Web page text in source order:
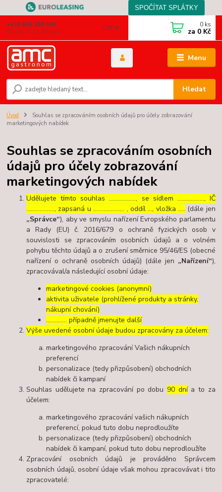
Menu
CZK
Hledat
+420 608 350 006
(Po-Pá, 7-15.30 hod.)
0 ks
za 0 Kč
Úvod
Souhlas se zpracováním osobních údajů pro účely zobrazování
marketingových nabídek
Souhlas se zpracováním osobních
údajů pro účely zobrazování
marketingových nabídek
Udělujete tímto souhlas ……………..., se sídlem ………………, IČ
………………., zapsaná u ………………… , oddíl …, vložka ….. (dále jen
„Správce“), aby ve smyslu nařízení Evropského parlamentu
a Rady (EU) č. 2016/679 o ochraně fyzických osob v
souvislosti se zpracováním osobních údajů a o volném
pohybu těchto údajů a o zrušení směrnice 95/46/ES (obecné
nařízení o ochraně osobních údajů) (dále jen „Nařízení“),
zpracovával/a následující osobní údaje:
marketingové cookies (anonymní)
aktivita uživatele (prohlížené produkty a stránky,
nákupní chování)
………….. případně jmenujte další
Výše uvedené osobní údaje budou zpracovány za účelem:
marketingového zpracování Vašich nákupních
preferencí
personalizace (tedy přizpůsobení) obchodních
nabídek či kampaní
Souhlas udělujete na zpracování po dobu 90 dnía to za
účelem:
marketingového zpracování vašich nákupních
preferencí, pokud tuto dobu neprodloužíte
personalizace (tedy přizpůsobení) obchodních
nabídek či kampaní, pokud tuto dobu neprodloužíte
Zpracování osobních údajů je prováděno Správcem
osobních údajů, osobní údaje však mohou zpracovávat i tito
zpracovatelé: